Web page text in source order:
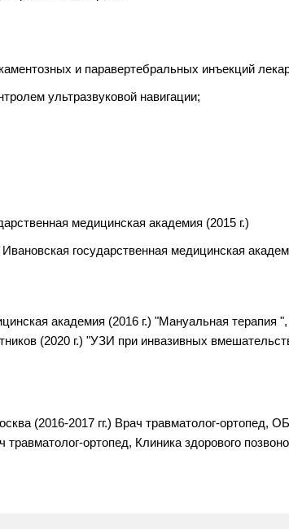
и паравертебральных инъекций
ультразвуковой навигации;
медицинская академия (2015 г.)
государственная медицинская
академия (2016 г.) "Мануальная терапия
(2020 г.) "УЗИ при инвазивных
(2016-2017 гг.) Врач травматолог-ортопед,
ортопед, Клиника здорового